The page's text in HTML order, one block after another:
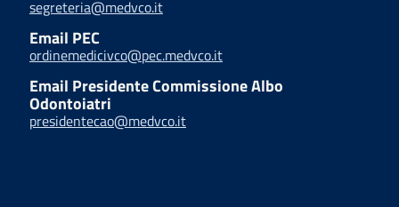
segreteria@medvco.it
Email PEC
ordinemedicivco@pec.medvco.it
Email Presidente Commissione Albo
Odontoiatri
presidentecao@medvco.it